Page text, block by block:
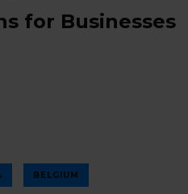
for Businesses
BELGIUM